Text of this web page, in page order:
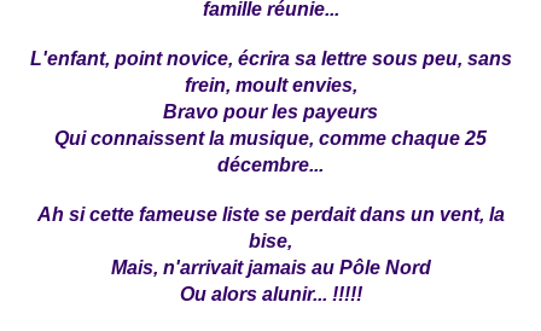
famille réunie...
L'enfant, point novice, écrira sa lettre sous peu, sans
frein, moult envies,
Bravo pour les payeurs
Qui connaissent la musique, comme chaque 25
décembre...
Ah si cette fameuse liste se perdait dans un vent, la
bise,
Mais, n'arrivait jamais au Pôle Nord
Ou alors alunir... !!!!!